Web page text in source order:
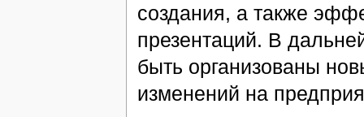
создания, а также
презентаций. В
быть организованы
изменений на